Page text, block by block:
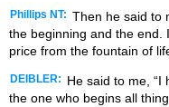
Phillips NT: Then he said to
the beginning and the end.
price from the fountain of
DEIBLER:
He said to me, “I
the one who begins all